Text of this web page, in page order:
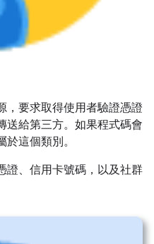
，要求取得使用者驗證憑證
送給第三方。如果程式碼會
這個類別。
證、信用卡號碼，以及社群